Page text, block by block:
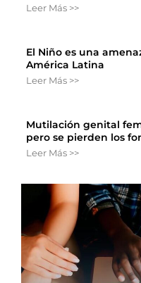
Leer Más >>
El Niño es una
América Latina
Leer Más >>
Mutilación genital
pero se pierden los
Leer Más >>